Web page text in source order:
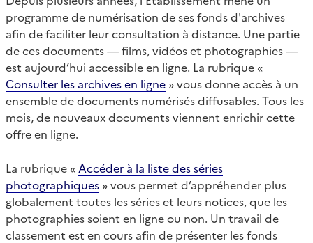
programme de numérisation de ses fonds d'archives
afin de faciliter leur consultation à distance. Une partie
de ces documents — films, vidéos et photographies —
est aujourd’hui accessible en ligne. La rubrique «
Consulter les archives en ligne » vous donne accès à un
ensemble de documents numérisés diffusables. Tous les
mois, de nouveaux documents viennent enrichir cette
offre en ligne.
La rubrique « Accéder à la liste des séries
photographiques » vous permet d’appréhender plus
globalement toutes les séries et leurs notices, que les
photographies soient en ligne ou non. Un travail de
classement est en cours afin de présenter les fonds